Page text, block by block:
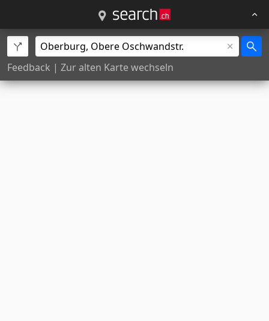
Feedback | Zur alten Karte wechseln